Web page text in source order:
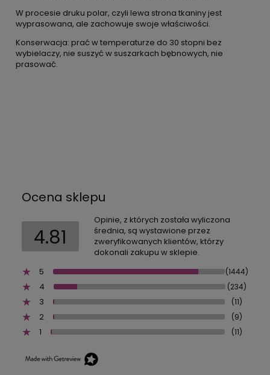
W procesie druku polar, czyli lewa strona tkaniny jest
wyprasowana, ale zachowuje swoje właściwości.
Konserwacja: prać w temperaturze do 30 stopni bez
wybielaczy, nie suszyć w suszarkach bębnowych, nie
prasować.
Ocena sklepu
4.81
Opinie, z których została wyliczona
średnia, są wystawione przez
zweryfikowanych klientów, którzy
dokonali zakupu w sklepie.
5
(1444)
4 (234)
3 (11)
2 (9)
1 (11)